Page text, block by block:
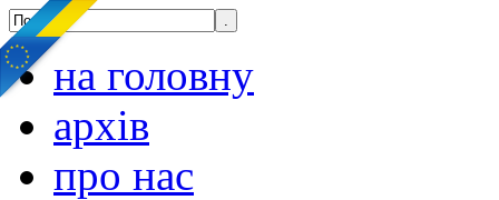
на головну
архів
про нас